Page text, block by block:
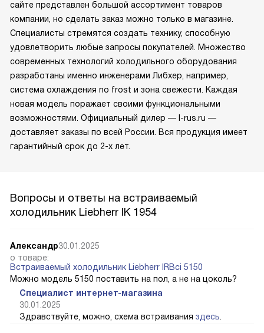
сайте представлен большой ассортимент товаров
компании, но сделать заказ можно только в магазине.
Специалисты стремятся создать технику, способную
удовлетворить любые запросы покупателей. Множество
современных технологий холодильного оборудования
разработаны именно инженерами Либхер, например,
система охлаждения no frost и зона свежести. Каждая
новая модель поражает своими функциональными
возможностями. Официальный дилер — l-rus.ru —
доставляет заказы по всей России. Вся продукция имеет
гарантийный срок до 2-х лет.
Вопросы и ответы на встраиваемый
холодильник Liebherr IK 1954
Александр30.01.2025
о товаре:
Встраиваемый холодильник Liebherr IRBci 5150
Можно модель 5150 поставить на пол, а не на цоколь?
Специалист интернет-магазина
30.01.2025
Здравствуйте, можно, схема встраивания здесь